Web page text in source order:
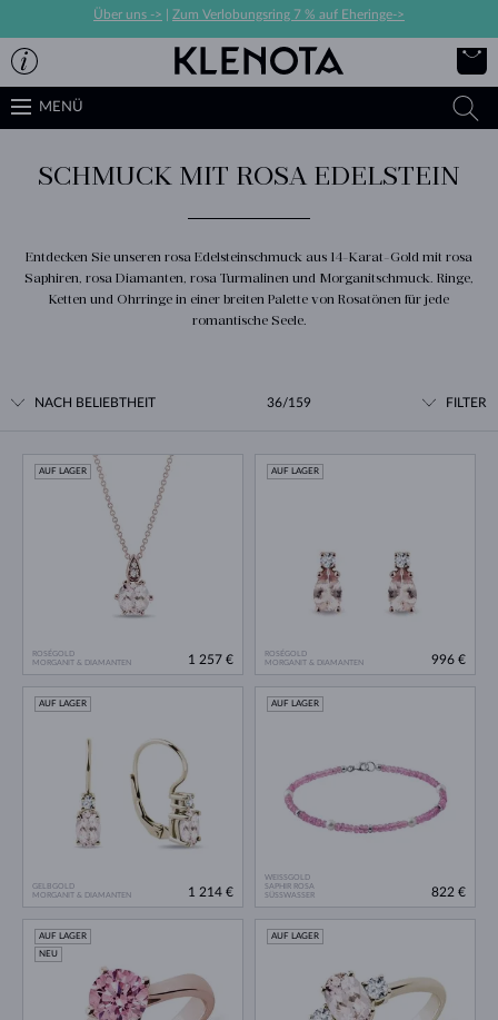
Über uns -> Zum Verlobungsring 7 % auf Eheringe->
MENÜ
SCHMUCK MIT ROSA EDELSTEIN
Entdecken Sie unseren rosa Edelsteinschmuck aus 14-Karat-Gold mit rosa
Saphiren, rosa Diamanten, rosa Turmalinen und Morganitschmuck. Ringe,
Ketten und Ohrringe in einer breiten Palette von Rosatönen für jede
romantische Seele.
NACH BELIEBTHEIT 36/159 FILTER
ROSÉGOLD
MORGANIT & DIAMANTEN
AUF LAGER
1 257 €
ROSÉGOLD
MORGANIT & DIAMANTEN
AUF LAGER
996 €
GELBGOLD
MORGANIT & DIAMANTEN
AUF LAGER
1 214 €
WEISSGOLD
SAPHIR ROSA
SÜSSWASSER
AUF LAGER
822 €
AUF LAGER
NEU
AUF LAGER